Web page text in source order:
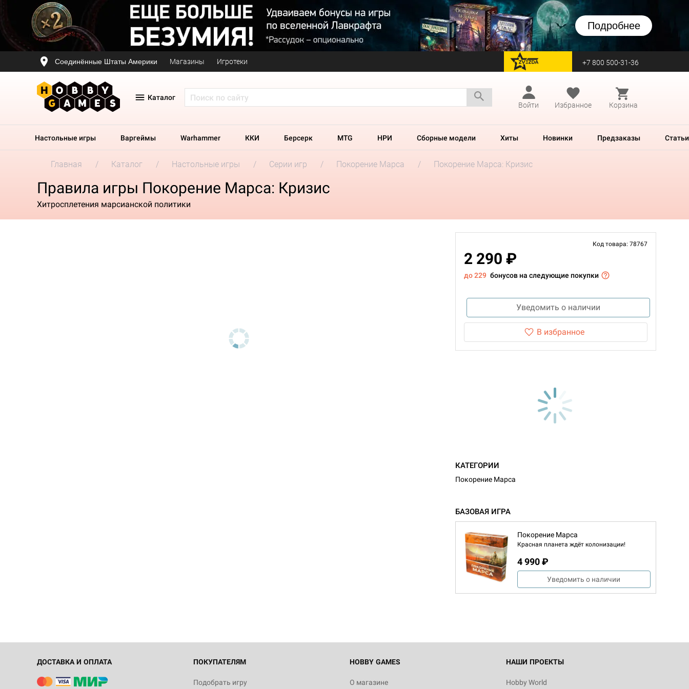
Подробнее
Соединённые Штаты Америки Магазины Игротеки перейти на Zvezda +7 800 500-31-36
Каталог
Войти
Избранное Корзина
Настольные игры Варгеймы Warhammer ККИ Берсерк MTG НРИ Сборные модели Хиты Новинки Предзаказы Статьи
Главная Каталог Настольные игры Серии игр Покорение Марса Покорение Марса: Кризис
Правила игры Покорение Марса: Кризис
Хитросплетения марсианской политики
Код товара: 78767
2 290 ₽
до 229 бонусов на следующие покупки
Уведомить о наличии
В избранное
КАТЕГОРИИ
Покорение Марса
БАЗОВАЯ ИГРА
Покорение Марса
Красная планета ждёт колонизации!
4 990 ₽
Уведомить о наличии
ДОСТАВКА И ОПЛАТА ПОКУПАТЕЛЯМ
Подобрать игру
HOBBY GAMES
О магазине
НАШИ ПРОЕКТЫ
Hobby World